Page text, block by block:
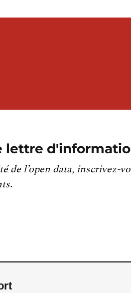
lettre
de l’open data, inscrivez-